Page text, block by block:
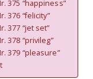
375 “happiness”
376 “felicity”
377 “jet set”
378 “privileg”
379 “pleasure”